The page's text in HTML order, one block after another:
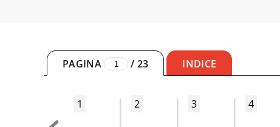
PAGINA / 23 INDICE
1 2 3 4